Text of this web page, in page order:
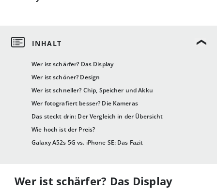
Wer ist schärfer? Das Display
Wer ist schöner? Design
Wer ist schneller? Chip, Speicher und Akku
Wer fotografiert besser? Die Kameras
Das steckt drin: Der Vergleich in der Übersicht
Wie hoch ist der Preis?
Galaxy A52s 5G vs. iPhone SE: Das Fazit
Wer ist schärfer? Das Display